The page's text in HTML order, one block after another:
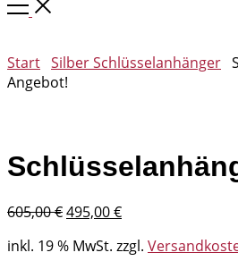
Start Silber Schlüsselanhänger
Angebot!
605,00€Ursprünglicher
war:
495,00€Aktueller
ist:
inkl. 19 % MwSt. zzgl.